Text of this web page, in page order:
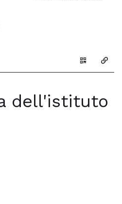
Genera il
dell'istituto